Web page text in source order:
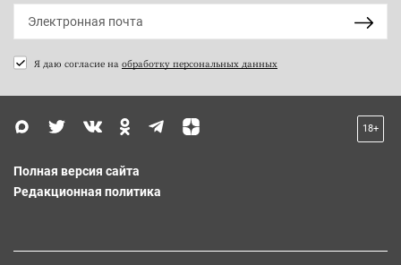
Я даю согласие на обработку персональных данных
18+
Полная версия сайта
Редакционная политика